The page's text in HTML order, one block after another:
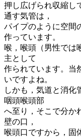
押し広げられ収縮し
通す気管は，
パイプのように空間
作っています。
喉，喉頭（男性では
主として
作られています。当
いですよね。
しかも，気道と消化
咽頭喉頭部
へ至り，そこで分か
壁の口，
喉頭口ですから，固